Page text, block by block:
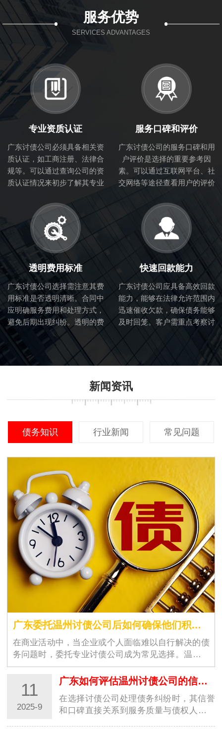
服务优势
SERVICES ADVANTAGES
专业资质认证
广东讨债公司必须具备相关资
质认证，如工商注册、法律合
规等。可以通过查询公司的资
质认证情况来初步了解其专业
服务口碑和评价
广东讨债公司的服务口碑和用
户评价是选择的重要参考因
素。可以通过互联网平台、社
交网络等途径查看用户的评价
服务质量。
透明费用标准
广东讨债公司选择需注意其费
用标准是否透明清晰。合同中
应明确服务费用和处理方式，
避免后期出现纠纷。透明的费
用标准也体现了讨债公司的诚
信度。
快速回款能力
广东讨债公司应具备高效回款
能力，能够在法律允许范围内
迅速催收欠款，确保债务能够
及时回笼。客户需重点考察讨
新闻资讯
债务知识 行业新闻 常见问题
广东委托温州讨债公司后如何确保他们积极履行职责？
在商业活动中，当企业或个人面临难以自行解决的债
务问题时，委托专业讨债公司成为常见选择。温州讨
债公司凭借本地资源与专业…
11
2025-9
广东如何评估温州讨债公司的信誉和口碑？
在选择讨债公司处理债务纠纷时，其信誉
和口碑直接关系到服务质量与债权人的权